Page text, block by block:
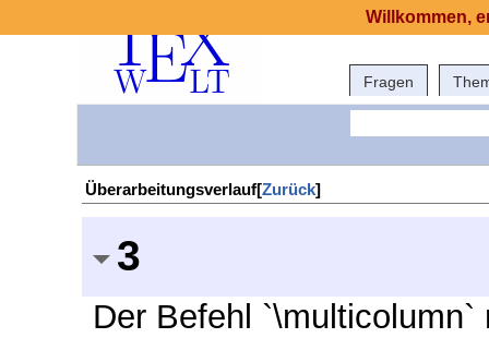
Fragen
Überarbeitungsverlauf[Zurück]
3
Der Befehl
Willkommen,